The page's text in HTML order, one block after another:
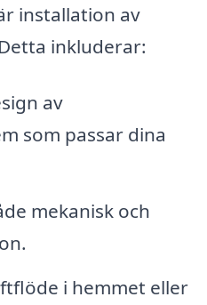
installation av
inkluderar:
av
som passar dina
mekanisk och
i hemmet eller